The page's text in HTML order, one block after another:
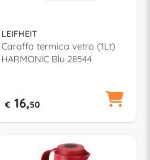
LEIFHEIT
Caraffa termica vetro (1Lt)
HARMONIC Blu 28544
€ 16,50